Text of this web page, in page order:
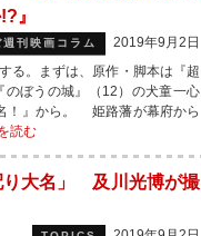
』
週刊映画コラム
2019年9月2日
る。まずは、原作・脚本は『超
ぼうの城』（12）の犬童一心
！』から。 姫路藩が幕府から
読む
り大名」 及川光博が撮